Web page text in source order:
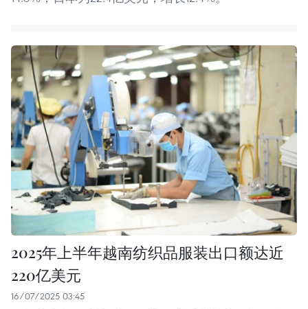
2025年上半年越南纺织品服装出口额达近
220亿美元
16/07/2025 03:45